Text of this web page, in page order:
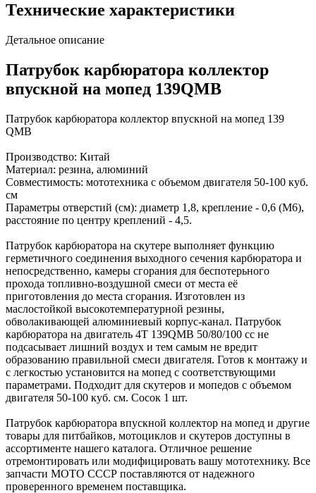
Технические характеристики
Детальное описание
Патрубок карбюратора коллектор
впускной на мопед 139QMB
Патрубок карбюратора коллектор впускной на мопед 139
QMB
Производство: Китай
Материал: резина, алюминий
Совместимость: мототехника с объемом двигателя 50-100 куб.
см
Параметры отверстий (см): диаметр 1,8, крепление - 0,6 (М6),
расстояние по центру креплений - 4,5.
Патрубок карбюратора на скутере выполняет функцию
герметичного соединения выходного сечения карбюратора и
непосредственно, камеры сгорания для беспотерьного
прохода топливно-воздушной смеси от места её
приготовления до места сгорания. Изготовлен из
маслостойкой высокотемпературной резины,
обволакивающей алюминиевый корпус-канал. Патрубок
карбюратора на двигатель 4Т 139QMB 50/80/100 cc не
подсасывает лишний воздух и тем самым не вредит
образованию правильной смеси двигателя. Готов к монтажу и
с легкостью установится на мопед с соответствующими
параметрами. Подходит для скутеров и мопедов с объемом
двигателя 50-100 куб. см. Сосок 1 шт.
Патрубок карбюратора впускной коллектор на мопед и другие
товары для питбайков, мотоциклов и скутеров доступны в
ассортименте нашего каталога. Отличное решение
отремонтировать или модифицировать вашу мототехнику. Все
запчасти МОТО СССР поставляются от надежного
проверенного временем поставщика.